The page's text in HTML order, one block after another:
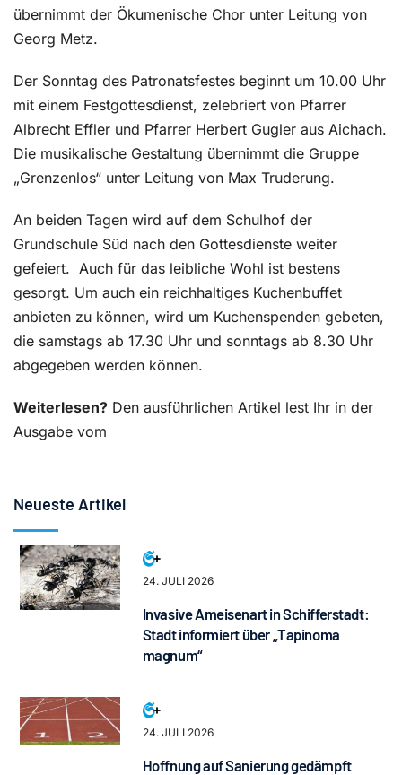
übernimmt der Ökumenische Chor unter Leitung von
Georg Metz.
Der Sonntag des Patronatsfestes beginnt um 10.00 Uhr
mit einem Festgottesdienst, zelebriert von Pfarrer
Albrecht Effler und Pfarrer Herbert Gugler aus Aichach.
Die musikalische Gestaltung übernimmt die Gruppe
„Grenzenlos“ unter Leitung von Max Truderung.
An beiden Tagen wird auf dem Schulhof der
Grundschule Süd nach den Gottesdienste weiter
gefeiert. Auch für das leibliche Wohl ist bestens
gesorgt. Um auch ein reichhaltiges Kuchenbuffet
anbieten zu können, wird um Kuchenspenden gebeten,
die samstags ab 17.30 Uhr und sonntags ab 8.30 Uhr
abgegeben werden können.
Weiterlesen? Den ausführlichen Artikel lest Ihr in der
Ausgabe vom
Neueste Artikel
24. JULI 2026
Invasive Ameisenart in Schifferstadt:
Stadt informiert über „Tapinoma
magnum“
24. JULI 2026
Hoffnung auf Sanierung gedämpft